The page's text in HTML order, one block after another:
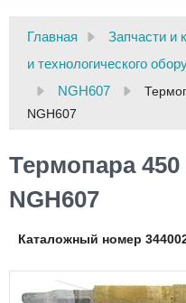
Главная
Запчасти и
и технологического
NGH607
NGH607
Термопара
NGH607
Каталожный номер